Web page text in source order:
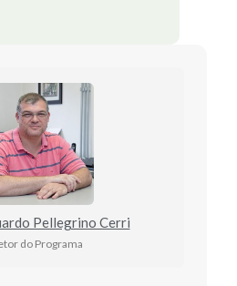
Pellegrino Cerri
do Programa